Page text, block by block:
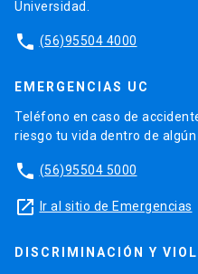
Universidad.
phone (56)95504 4000
EMERGENCIAS UC
Teléfono en caso de
riesgo tu vida dentro de
phone (56)95504 5000
launch Ir al sitio de Emergencias
DISCRIMINACIÓN Y